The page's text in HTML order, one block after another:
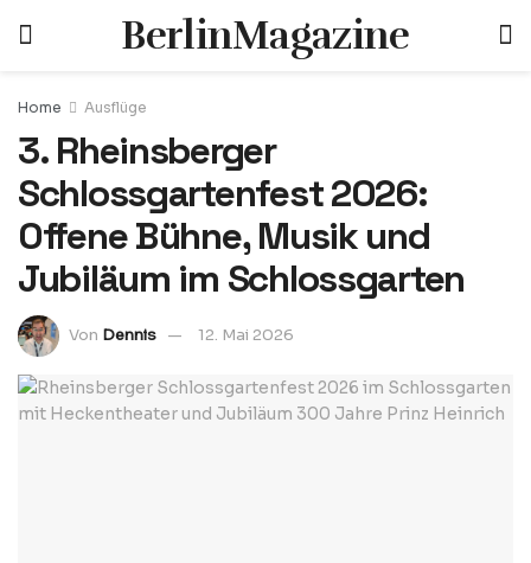
BerlinMagazine
Home Ausflüge
3. Rheinsberger
Schlossgartenfest 2026:
Offene Bühne, Musik und
Jubiläum im Schlossgarten
Von Dennis 12. Mai 2026